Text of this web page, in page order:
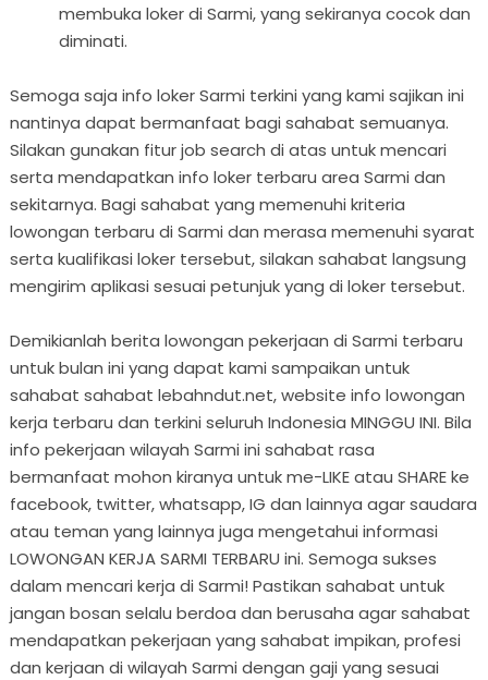
membuka loker di Sarmi, yang sekiranya cocok dan
diminati.
Semoga saja info loker Sarmi terkini yang kami sajikan ini
nantinya dapat bermanfaat bagi sahabat semuanya.
Silakan gunakan fitur job search di atas untuk mencari
serta mendapatkan info loker terbaru area Sarmi dan
sekitarnya. Bagi sahabat yang memenuhi kriteria
lowongan terbaru di Sarmi dan merasa memenuhi syarat
serta kualifikasi loker tersebut, silakan sahabat langsung
mengirim aplikasi sesuai petunjuk yang di loker tersebut.
Demikianlah berita lowongan pekerjaan di Sarmi terbaru
untuk bulan ini yang dapat kami sampaikan untuk
sahabat sahabat lebahndut.net, website info lowongan
kerja terbaru dan terkini seluruh Indonesia MINGGU INI. Bila
info pekerjaan wilayah Sarmi ini sahabat rasa
bermanfaat mohon kiranya untuk me-LIKE atau SHARE ke
facebook, twitter, whatsapp, IG dan lainnya agar saudara
atau teman yang lainnya juga mengetahui informasi
LOWONGAN KERJA SARMI TERBARU ini. Semoga sukses
dalam mencari kerja di Sarmi! Pastikan sahabat untuk
jangan bosan selalu berdoa dan berusaha agar sahabat
mendapatkan pekerjaan yang sahabat impikan, profesi
dan kerjaan di wilayah Sarmi dengan gaji yang sesuai